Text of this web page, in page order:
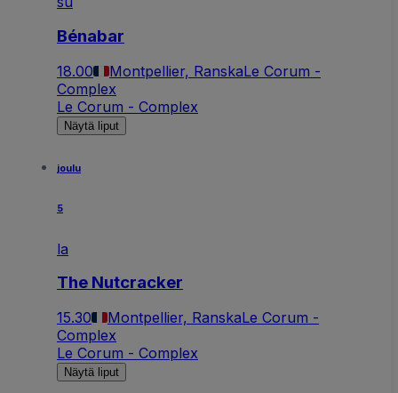
Bénabar
18.00 Montpellier, RanskaLe Corum -
Complex
Le Corum - Complex
Näytä liput
joulu
5
la
The Nutcracker
15.30 Montpellier, RanskaLe Corum -
Complex
Le Corum - Complex
Näytä liput